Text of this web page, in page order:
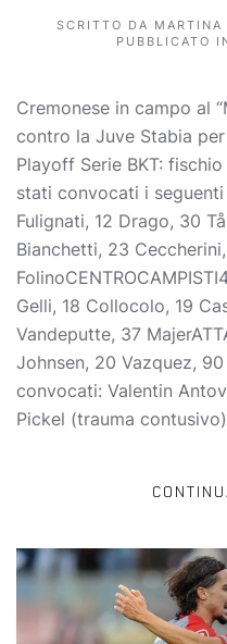
SCRITTO DA MARTINA
PUBBLICATO
Cremonese in campo al
contro la Juve Stabia
Playoff Serie BKT:
stati convocati i seguenti
Fulignati, 12 Drago, 30
Bianchetti, 23
Gelli, 18 Collocolo, 19
Vandeputte, 37
Johnsen, 20 Vazquez,
convocati: Valentin
Pickel (trauma